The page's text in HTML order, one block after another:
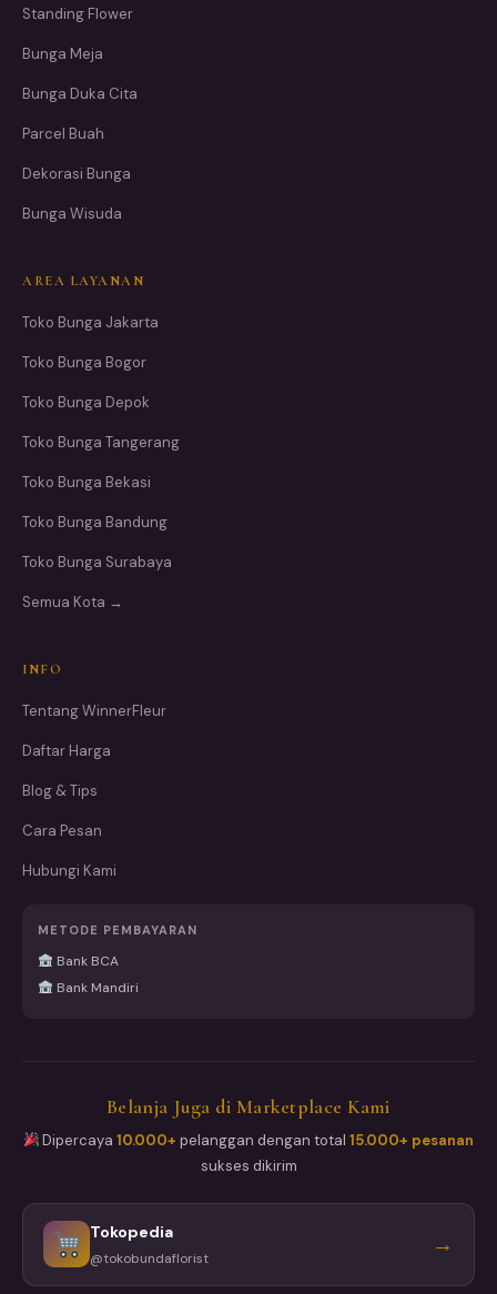
Standing Flower
Bunga Meja
Bunga Duka Cita
Parcel Buah
Dekorasi Bunga
Bunga Wisuda
AREA LAYANAN
Toko Bunga Jakarta
Toko Bunga Bogor
Toko Bunga Depok
Toko Bunga Tangerang
Toko Bunga Bekasi
Toko Bunga Bandung
Toko Bunga Surabaya
Semua Kota →
INFO
Tentang WinnerFleur
Daftar Harga
Blog & Tips
Cara Pesan
Hubungi Kami
METODE PEMBAYARAN
Bank BCA
Bank Mandiri
Belanja Juga di Marketplace Kami
Dipercaya10.000+ pelanggan dengan total15.000+ pesanan
sukses dikirim
Tokopedia
@tokobundaflorist →